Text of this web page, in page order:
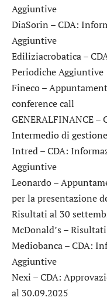
Aggiuntive
DiaSorin – CDA:
Aggiuntive
Ediliziacrobatica–
Periodiche Aggiuntive
Fineco–
conference call
GENERALFINANCE–
Intermedio di
Intred– CDA:
Aggiuntive
Leonardo–
per la presentazione
Risultati al 30
McDonald’s –
Mediobanca– CDA:
Aggiuntive
Nexi – CDA:
al 30.09.2025